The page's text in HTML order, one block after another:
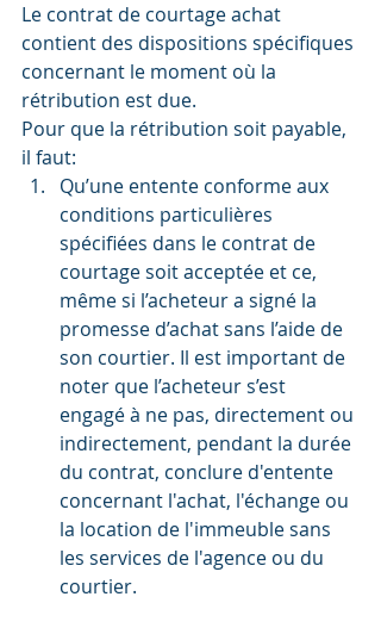
Le contrat de courtage achat
contient des dispositions spécifiques
concernant le moment où la
rétribution est due.
Pour que la rétribution soit payable,
il faut:
Qu’une entente conforme aux
conditions particulières
spécifiées dans le contrat de
courtage soit acceptée et ce,
même si l’acheteur a signé la
promesse d’achat sans l’aide de
son courtier. Il est important de
noter que l’acheteur s’est
engagé à ne pas, directement ou
indirectement, pendant la durée
du contrat, conclure d'entente
concernant l'achat, l'échange ou
la location de l'immeuble sans
les services de l'agence ou du
courtier.